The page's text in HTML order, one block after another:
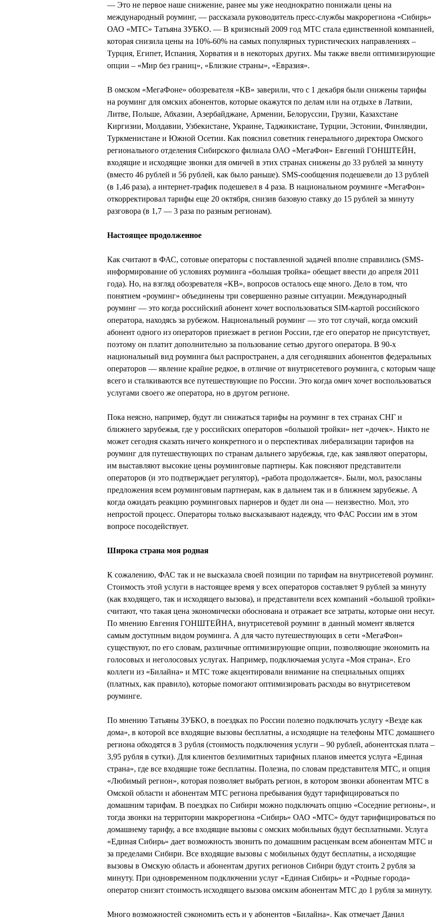
— Это не первое наше снижение, ранее мы уже неоднократно понижали цены на
международный роуминг, — рассказала руководитель пресс-службы макрорегиона «Сибирь»
ОАО «МТС» Татьяна ЗУБКО. — В кризисный 2009 год МТС стала единственной компанией,
которая снизила цены на 10%-60% на самых популярных туристических направлениях –
Турция, Египет, Испания, Хорватия и в некоторых других. Мы также ввели оптимизирующие
опции – «Мир без границ», «Близкие страны», «Евразия».
В омском «МегаФоне» обозревателя «КВ» заверили, что с 1 декабря были снижены тарифы
на роуминг для омских абонентов, которые окажутся по делам или на отдыхе в Латвии,
Литве, Польше, Абхазии, Азербайджане, Армении, Белоруссии, Грузии, Казахстане
Киргизии, Молдавии, Узбекистане, Украине, Таджикистане, Турции, Эстонии, Финляндии,
Туркменистане и Южной Осетии. Как пояснил советник генерального директора Омского
регионального отделения Сибирского филиала ОАО «МегаФон» Евгений ГОНШТЕЙН,
входящие и исходящие звонки для омичей в этих странах снижены до 33 рублей за минуту
(вместо 46 рублей и 56 рублей, как было раньше). SMS-сообщения подешевели до 13 рублей
(в 1,46 раза), а интернет-трафик подешевел в 4 раза. В национальном роуминге «МегаФон»
откорректировал тарифы еще 20 октября, снизив базовую ставку до 15 рублей за минуту
разговора (в 1,7 — 3 раза по разным регионам).
Настоящее продолженное
Как считают в ФАС, сотовые операторы с поставленной задачей вполне справились (SMS-
информирование об условиях роуминга «большая тройка» обещает ввести до апреля 2011
года). Но, на взгляд обозревателя «КВ», вопросов осталось еще много. Дело в том, что
понятием «роуминг» объединены три совершенно разные ситуации. Международный
роуминг — это когда российский абонент хочет воспользоваться SIM-картой российского
оператора, находясь за рубежом. Национальный роуминг — это тот случай, когда омский
абонент одного из операторов приезжает в регион России, где его оператор не присутствует,
поэтому он платит дополнительно за пользование сетью другого оператора. В 90-х
национальный вид роуминга был распространен, а для сегодняшних абонентов федеральных
операторов — явление крайне редкое, в отличие от внутрисетевого роуминга, с которым чаще
всего и сталкиваются все путешествующие по России. Это когда омич хочет воспользоваться
услугами своего же оператора, но в другом регионе.
Пока неясно, например, будут ли снижаться тарифы на роуминг в тех странах СНГ и
ближнего зарубежья, где у российских операторов «большой тройки» нет «дочек». Никто не
может сегодня сказать ничего конкретного и о перспективах либерализации тарифов на
роуминг для путешествующих по странам дальнего зарубежья, где, как заявляют операторы,
им выставляют высокие цены роуминговые партнеры. Как поясняют представители
операторов (и это подтверждает регулятор), «работа продолжается». Были, мол, разосланы
предложения всем роуминговым партнерам, как в дальнем так и в ближнем зарубежье. А
когда ожидать реакцию роуминговых парнеров и будет ли она — неизвестно. Мол, это
непростой процесс. Операторы только высказывают надежду, что ФАС России им в этом
вопросе посодействует.
Широка страна моя родная
К сожалению, ФАС так и не высказала своей позиции по тарифам на внутрисетевой роуминг.
Стоимость этой услуги в настоящее время у всех операторов составляет 9 рублей за минуту
(как входящего, так и исходящего вызова), и представители всех компаний «большой тройки»
считают, что такая цена экономически обоснована и отражает все затраты, которые они несут.
По мнению Евгения ГОНШТЕЙНА, внутрисетевой роуминг в данный момент является
самым доступным видом роуминга. А для часто путешествующих в сети «МегаФон»
существуют, по его словам, различные оптимизирующие опции, позволяющие экономить на
голосовых и неголосовых услугах. Например, подключаемая услуга «Моя страна». Его
коллеги из «Билайна» и МТС тоже акцентировали внимание на специальных опциях
(платных, как правило), которые помогают оптимизировать расходы во внутрисетевом
роуминге.
По мнению Татьяны ЗУБКО, в поездках по России полезно подключать услугу «Везде как
дома», в которой все входящие вызовы бесплатны, а исходящие на телефоны МТС домашнего
региона обходятся в 3 рубля (стоимость подключения услуги – 90 рублей, абонентская плата –
3,95 рубля в сутки). Для клиентов безлимитных тарифных планов имеется услуга «Единая
страна», где все входящие тоже бесплатны. Полезна, по словам представителя МТС, и опция
«Любимый регион», которая позволяет выбрать регион, в котором звонки абонентам МТС в
Омской области и абонентам МТС региона пребывания будут тарифицироваться по
домашним тарифам. В поездках по Сибири можно подключать опцию «Соседние регионы», и
тогда звонки на территории макрорегиона «Сибирь» ОАО «МТС» будут тарифицироваться по
домашнему тарифу, а все входящие вызовы с омских мобильных будут бесплатными. Услуга
«Единая Сибирь» дает возможность звонить по домашним расценкам всем абонентам МТС и
за пределами Сибири. Все входящие вызовы с мобильных будут бесплатны, а исходящие
вызовы в Омскую область и абонентам других регионов Сибири будут стоить 2 рубля за
минуту. При одновременном подключении услуг «Единая Сибирь» и «Родные города»
оператор снизит стоимость исходящего вызова омским абонентам МТС до 1 рубля за минуту.
Много возможностей сэкономить есть и у абонентов «Билайна». Как отмечает Данил